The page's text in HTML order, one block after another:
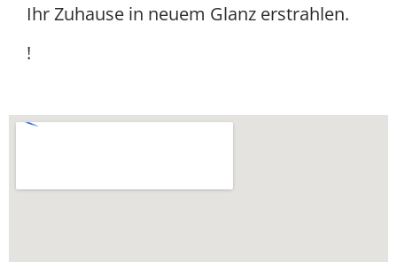
Ihr Zuhause in neuem Glanz erstrahlen.
!